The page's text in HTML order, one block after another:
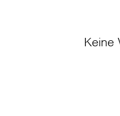
Keine